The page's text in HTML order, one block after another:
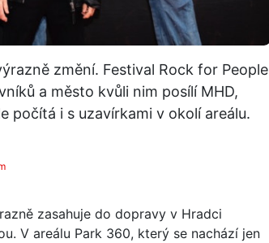
změní. Festival Rock for People
a město kvůli nim posílí MHD,
počítá i s uzavírkami v okolí areálu.
zasahuje do dopravy v Hradci
V areálu Park 360, který se nachází jen